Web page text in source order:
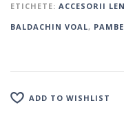
ETICHETE: ACCESORII
BALDACHIN VOAL,
ADD TO WISHLIST